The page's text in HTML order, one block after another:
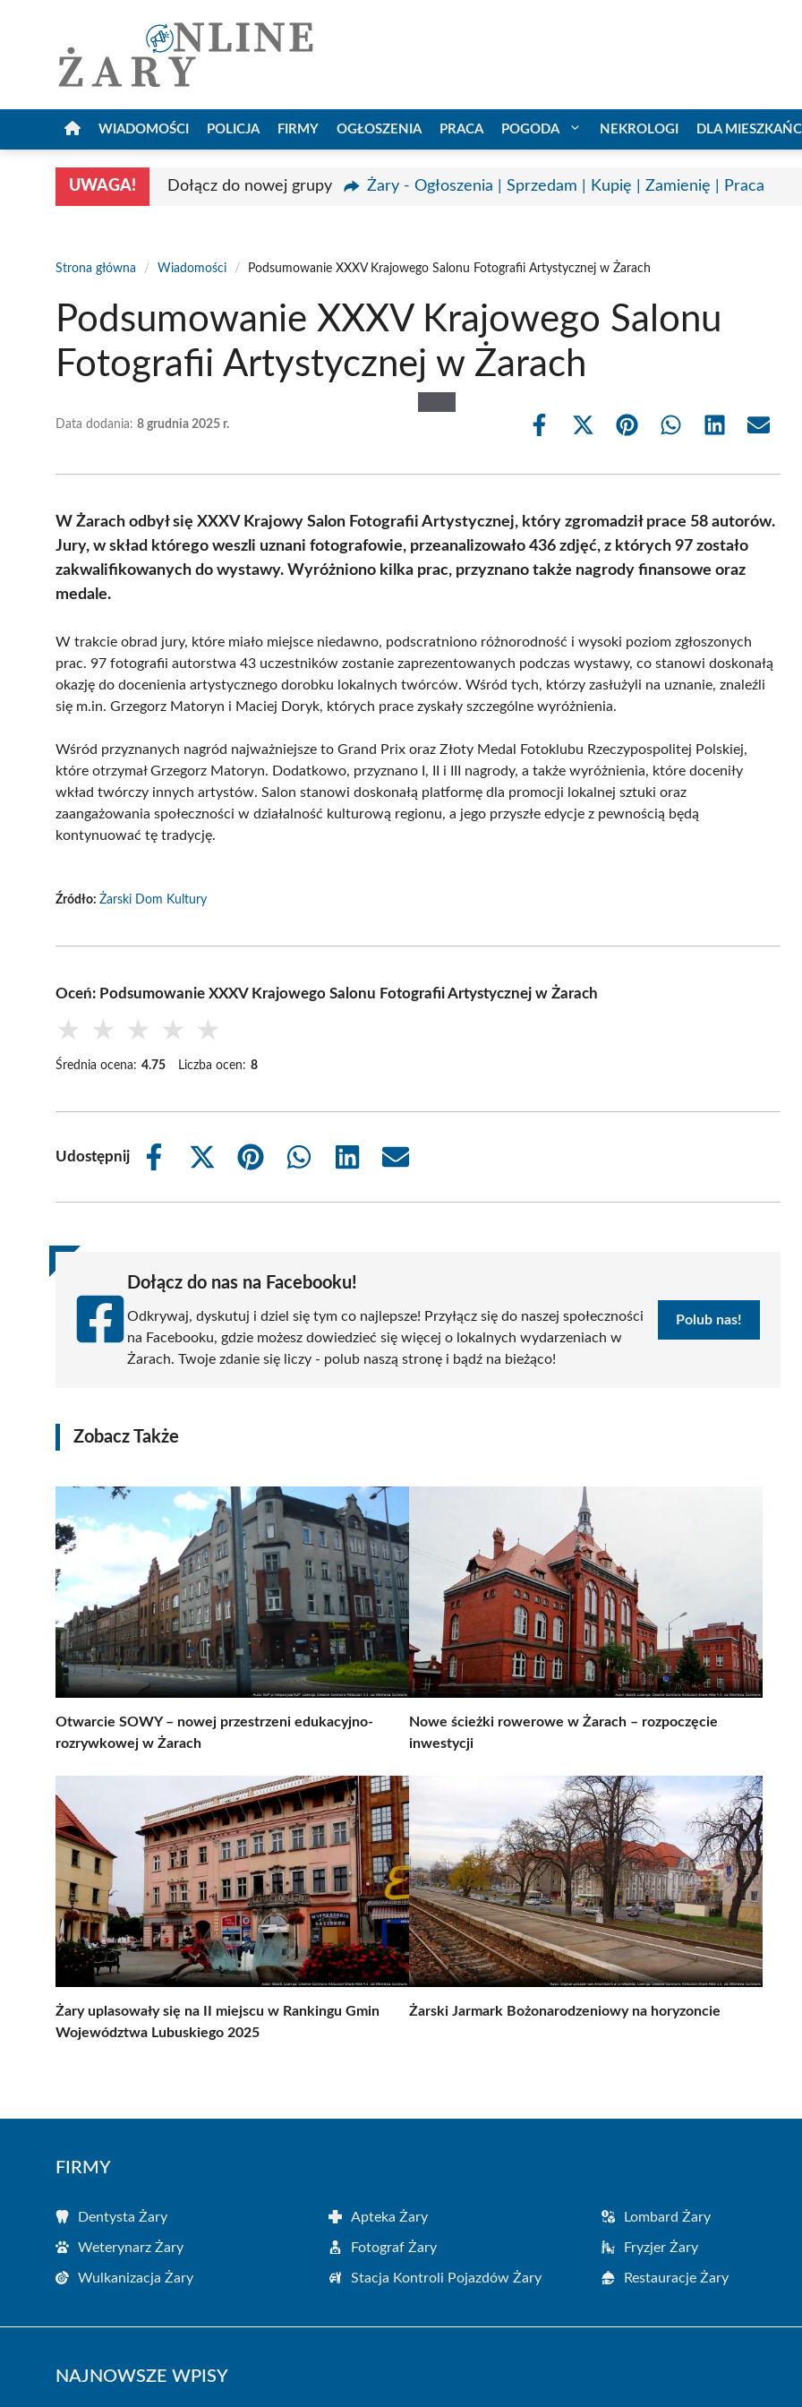
WIADOMOŚCI POLICJA FIRMY OGŁOSZENIA PRACA POGODA NEKROLOGI DLA
UWAGA! Dołącz do nowej grupy Żary - Ogłoszenia | Sprzedam | Kupię | Zamienię | Praca
Strona główna / Wiadomości / Podsumowanie XXXV Krajowego Salonu Fotografii Artystycznej w Żarach
Podsumowanie XXXV Krajowego Salonu
Fotografii Artystycznej w Żarach
Data dodania: 8 grudnia 2025 r.
Share
Share
(Twitter)
Share Share Share Share
W Żarach odbył się XXXV Krajowy Salon Fotografii Artystycznej, który zgromadził prace 58 autorów.
Jury, w skład którego weszli uznani fotografowie, przeanalizowało 436 zdjęć, z których 97 zostało
zakwalifikowanych do wystawy. Wyróżniono kilka prac, przyznano także nagrody finansowe oraz
medale.
W trakcie obrad jury, które miało miejsce niedawno, podscratniono różnorodność i wysoki poziom zgłoszonych
prac. 97 fotografii autorstwa 43 uczestników zostanie zaprezentowanych podczas wystawy, co stanowi doskonałą
okazję do docenienia artystycznego dorobku lokalnych twórców. Wśród tych, którzy zasłużyli na uznanie, znaleźli
się m.in. Grzegorz Matoryn i Maciej Doryk, których prace zyskały szczególne wyróżnienia.
Wśród przyznanych nagród najważniejsze to Grand Prix oraz Złoty Medal Fotoklubu Rzeczypospolitej Polskiej,
które otrzymał Grzegorz Matoryn. Dodatkowo, przyznano I, II i III nagrody, a także wyróżnienia, które doceniły
wkład twórczy innych artystów. Salon stanowi doskonałą platformę dla promocji lokalnej sztuki oraz
zaangażowania społeczności w działalność kulturową regionu, a jego przyszłe edycje z pewnością będą
kontynuować tę tradycję.
Źródło: Żarski Dom Kultury
Oceń: Podsumowanie XXXV Krajowego Salonu Fotografii Artystycznej w Żarach
★ ★ ★ ★ ★
Średnia ocena: 4.75 Liczba ocen: 8
Udostępnij
Share
Share
(Twitter)
Share
Share
Share
Share
Dołącz do nas na Facebooku!
Odkrywaj, dyskutuj i dziel się tym co najlepsze! Przyłącz się do naszej społeczności
na Facebooku, gdzie możesz dowiedzieć się więcej o lokalnych wydarzeniach w
Żarach. Twoje zdanie się liczy - polub naszą stronę i bądź na bieżąco!
Polub nas!
Zobacz Także
Otwarcie SOWY – nowej przestrzeni edukacyjno-
rozrywkowej w Żarach
Nowe ścieżki rowerowe w Żarach – rozpoczęcie
inwestycji
Żary uplasowały się na II miejscu w Rankingu Gmin
Województwa Lubuskiego 2025
Żarski Jarmark Bożonarodzeniowy na horyzoncie
FIRMY
Dentysta Żary Apteka Żary Lombard Żary
Weterynarz Żary Fotograf Żary Fryzjer Żary
Wulkanizacja Żary Stacja Kontroli Pojazdów Żary Restauracje Żary
NAJNOWSZE WPISY